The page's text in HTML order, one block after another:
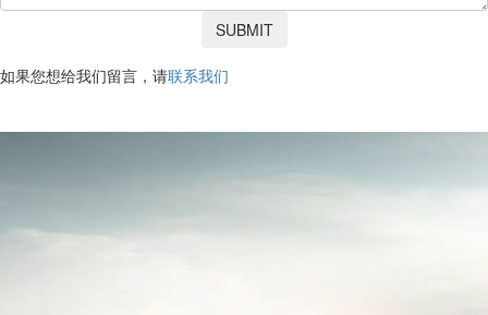
SUBMIT
如果您想给我们留言，请联系我们